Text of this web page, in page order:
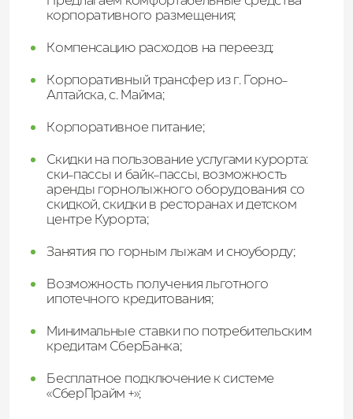
корпоративного размещения;
Компенсацию расходов на переезд;
Корпоративный трансфер из г. Горно-
Алтайска, с. Майма;
Корпоративное питание;
Скидки на пользование услугами курорта:
ски-пассы и байк-пассы, возможность
аренды горнолыжного оборудования со
скидкой, скидки в ресторанах и детском
центре Курорта;
Занятия по горным лыжам и сноуборду;
Возможность получения льготного
ипотечного кредитования;
Минимальные ставки по потребительским
кредитам СберБанка;
Бесплатное подключение к системе
«СберПрайм +»;